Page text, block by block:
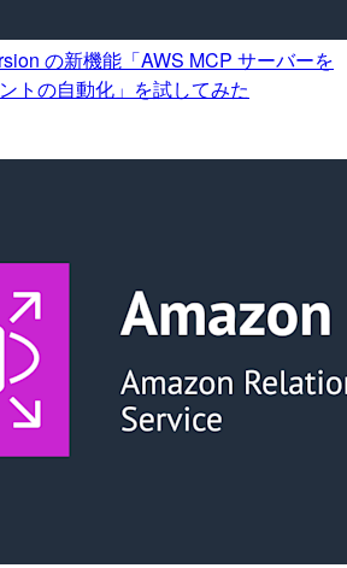
の新機能「AWS MCP サーバーを
トの自動化」を試してみた